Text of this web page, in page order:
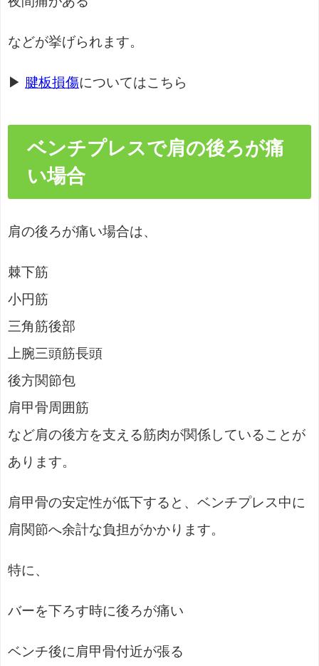
などが挙げられます。
▶ 腱板損傷についてはこちら
ベンチプレスで肩の後ろが痛
い場合
肩の後ろが痛い場合は、
棘下筋
小円筋
三角筋後部
上腕三頭筋長頭
後方関節包
肩甲骨周囲筋
など肩の後方を支える筋肉が関係していることが
あります。
肩甲骨の安定性が低下すると、ベンチプレス中に
肩関節へ余計な負担がかかります。
特に、
バーを下ろす時に後ろが痛い
ベンチ後に肩甲骨付近が張る